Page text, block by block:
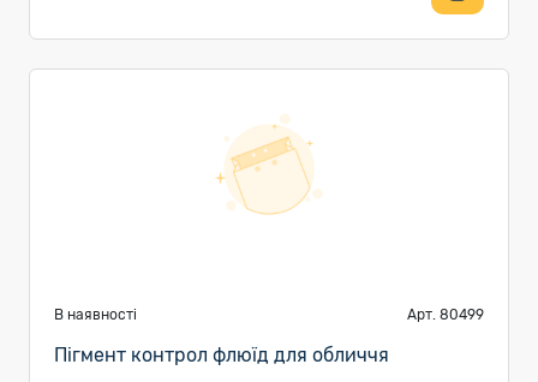
В наявності Арт. 80499
Пігмент контрол флюїд для обличчя